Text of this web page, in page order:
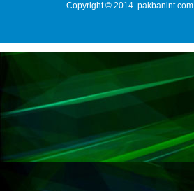
Copyright © 2014. pakbanint.com